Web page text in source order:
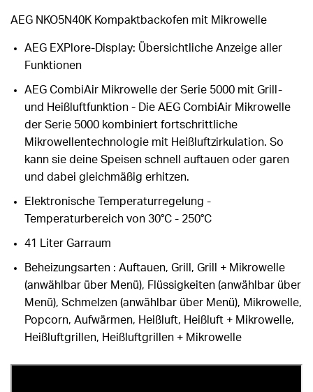
AEG NKO5N40K Kompaktbackofen mit Mikrowelle
AEG EXPlore-Display: Übersichtliche Anzeige aller
Funktionen
AEG CombiAir Mikrowelle der Serie 5000 mit Grill-
und Heißluftfunktion - Die AEG CombiAir Mikrowelle
der Serie 5000 kombiniert fortschrittliche
Mikrowellentechnologie mit Heißluftzirkulation. So
kann sie deine Speisen schnell auftauen oder garen
und dabei gleichmäßig erhitzen.
Elektronische Temperaturregelung -
Temperaturbereich von 30°C - 250°C
41 Liter Garraum
Beheizungsarten : Auftauen, Grill, Grill + Mikrowelle
(anwählbar über Menü), Flüssigkeiten (anwählbar über
Menü), Schmelzen (anwählbar über Menü), Mikrowelle,
Popcorn, Aufwärmen, Heißluft, Heißluft + Mikrowelle,
Heißluftgrillen, Heißluftgrillen + Mikrowelle